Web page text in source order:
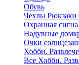
Обувь
Чехлы Рюкзаки
Охранная
Надувные
Очки
Хобби.
Все Хобби.